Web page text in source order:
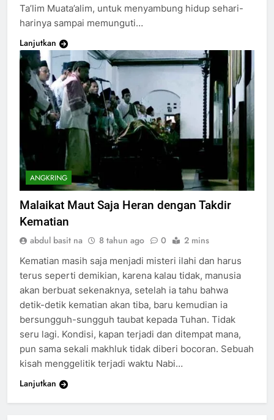
199
Ta’lim Muata’alim, untuk menyambung hidup sehari-
harinya sampai memunguti…
Lanjutkan
ANGKRING
Malaikat Maut Saja Heran dengan Takdir
Kematian
abdul basit na 8 tahun ago 0 2 mins
Kematian masih saja menjadi misteri ilahi dan harus
terus seperti demikian, karena kalau tidak, manusia
akan berbuat sekenaknya, setelah ia tahu bahwa
detik-detik kematian akan tiba, baru kemudian ia
bersungguh-sungguh taubat kepada Tuhan. Tidak
seru lagi. Kondisi, kapan terjadi dan ditempat mana,
pun sama sekali makhluk tidak diberi bocoran. Sebuah
kisah menggelitik terjadi waktu Nabi…
Lanjutkan